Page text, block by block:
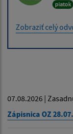
piatok
Zobraziť celý
07.08.2026 |
Zápisnica OZ